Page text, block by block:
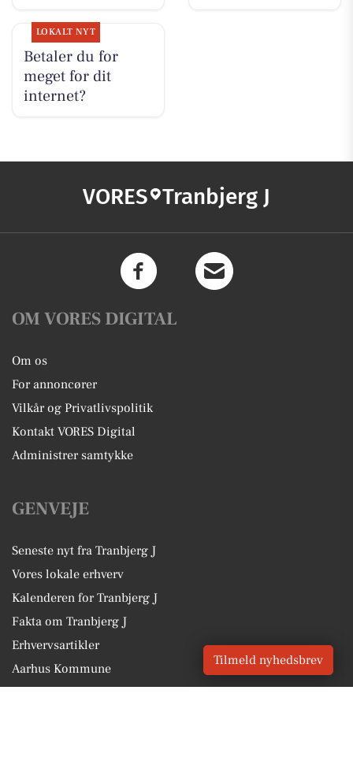
LOKALT NYT
Betaler du for
meget for dit
internet?
VORES Tranbjerg J
OM VORES DIGITAL
Om os
For annoncører
Vilkår og Privatlivspolitik
Kontakt VORES Digital
Administrer samtykke
GENVEJE
Seneste nyt fra Tranbjerg J
Vores lokale erhverv
Kalenderen for Tranbjerg J
Fakta om Tranbjerg J
Erhvervsartikler
Aarhus Kommune
Tilmeld nyhedsbrev